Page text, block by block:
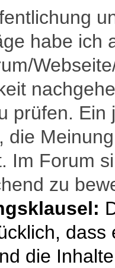
habe ich
prüfen.
die
Im Forum
zu
die